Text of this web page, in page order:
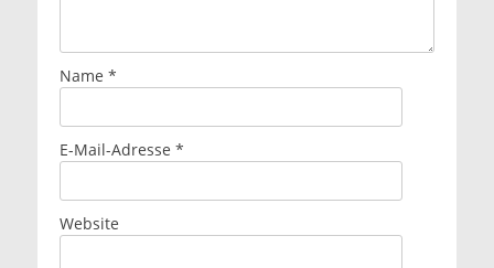
Name *
E-Mail-Adresse *
Website